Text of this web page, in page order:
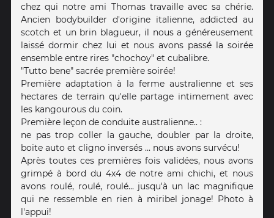
chez qui notre ami Thomas travaille avec sa chérie.
Ancien bodybuilder d'origine italienne, addicted au
scotch et un brin blagueur, il nous a généreusement
laissé dormir chez lui et nous avons passé la soirée
ensemble entre rires "chochoy" et cubalibre.
"Tutto bene" sacrée première soirée!
Première adaptation à la ferme australienne et ses
hectares de terrain qu'elle partage intimement avec
les kangourous du coin.
Première leçon de conduite australienne.. :
ne pas trop coller la gauche, doubler par la droite,
boite auto et cligno inversés ... nous avons survécu!
Après toutes ces premières fois validées, nous avons
grimpé à bord du 4x4 de notre ami chichi, et nous
avons roulé, roulé, roulé... jusqu'à un lac magnifique
qui ne ressemble en rien à miribel jonage! Photo à
l'appui!